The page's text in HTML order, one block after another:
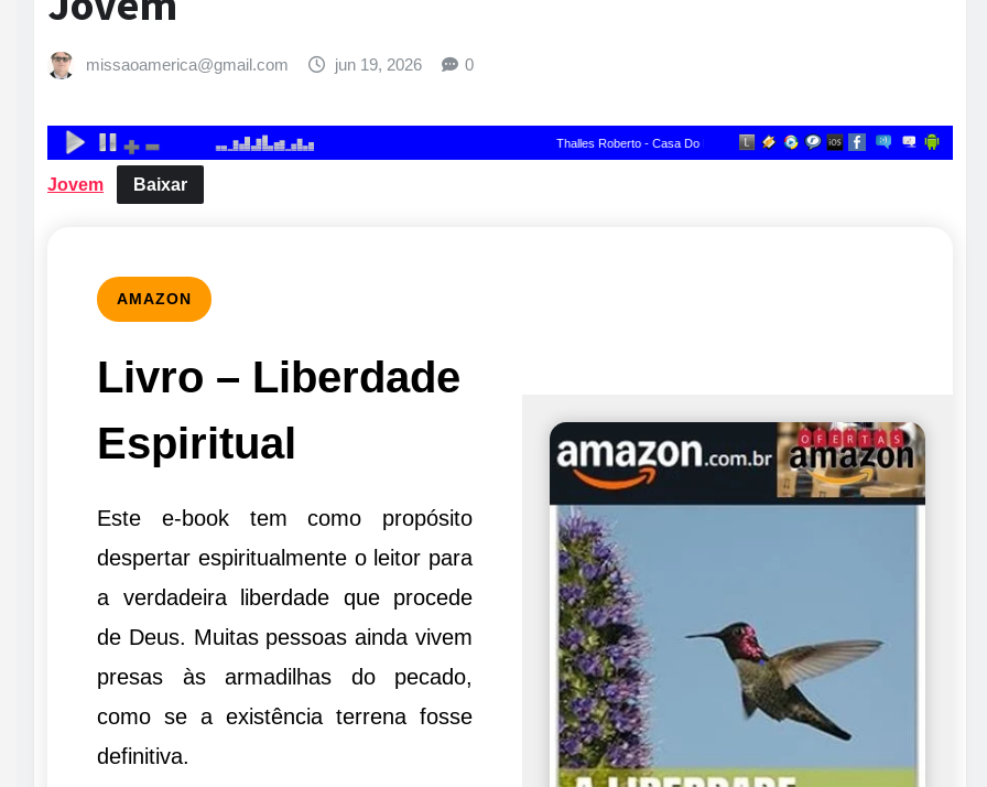
missaoamerica@gmail.com jun 19, 2026 0
Jovem Baixar
AMAZON
Livro – Liberdade
Espiritual
Este e-book tem como propósito
despertar espiritualmente o leitor para
a verdadeira liberdade que procede
de Deus. Muitas pessoas ainda vivem
presas às armadilhas do pecado,
como se a existência terrena fosse
definitiva.